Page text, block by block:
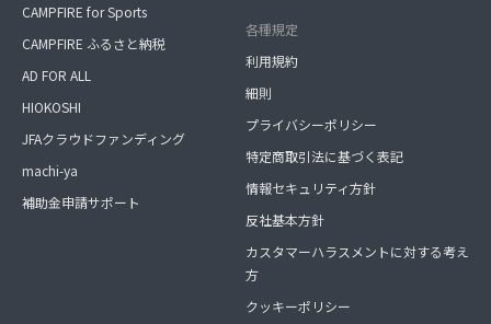
CAMPFIRE for Sports
CAMPFIRE ふるさと納税
AD FOR ALL
HIOKOSHI
JFAクラウドファンディング
machi-ya
補助金申請サポート
各種規定
利用規約
細則
プライバシーポリシー
特定商取引法に基づく表記
情報セキュリティ方針
反社基本方針
カスタマーハラスメントに対する考え
方
クッキーポリシー